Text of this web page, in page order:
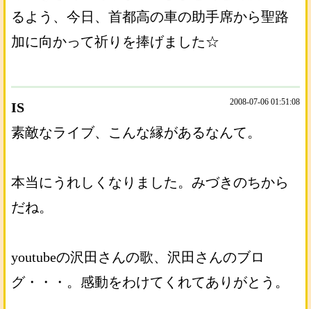
るよう、今日、首都高の車の助手席から聖路
加に向かって祈りを捧げました☆
IS 2008-07-06 01:51:08
素敵なライブ、こんな縁があるなんて。
本当にうれしくなりました。みづきのちから
だね。
youtubeの沢田さんの歌、沢田さんのブロ
グ・・・。感動をわけてくれてありがとう。